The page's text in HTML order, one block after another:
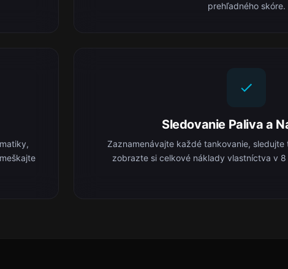
prehľadného skóre.
Sledovanie Paliva a
Zaznamenávajte každé tankovanie,
zobrazte si celkové náklady vlastníctva v